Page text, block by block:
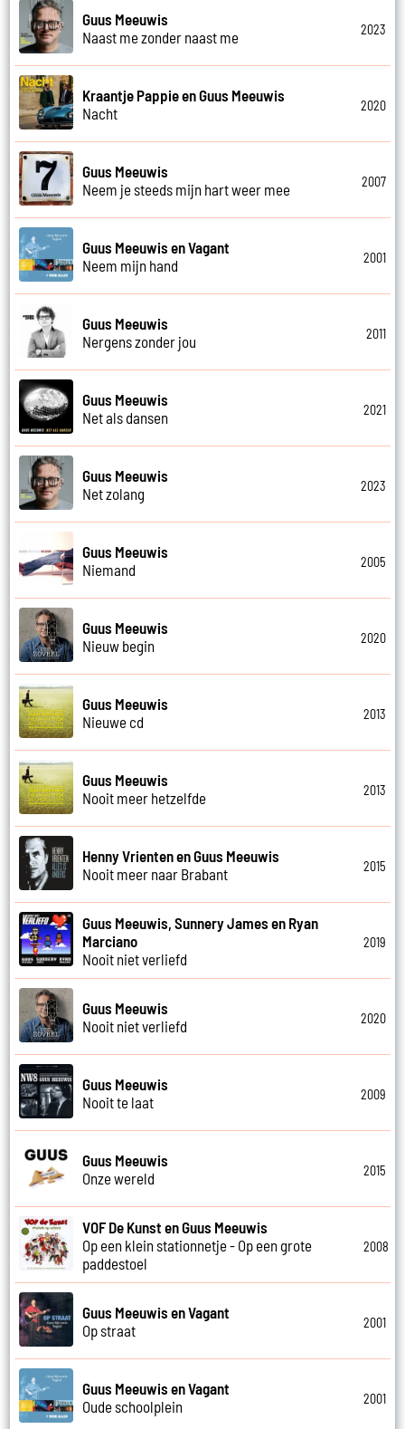
Guus Meeuwis
Naast me zonder naast me
2023
Kraantje Pappie en Guus Meeuwis
Nacht
2020
Guus Meeuwis
Neem je steeds mijn hart weer mee
2007
Guus Meeuwis en Vagant
Neem mijn hand
2001
Guus Meeuwis
Nergens zonder jou
2011
Guus Meeuwis
Net als dansen
2021
Guus Meeuwis
Net zolang
2023
Guus Meeuwis
Niemand
2005
Guus Meeuwis
Nieuw begin
2020
Guus Meeuwis
Nieuwe cd
2013
Guus Meeuwis
Nooit meer hetzelfde
2013
Henny Vrienten en Guus Meeuwis
Nooit meer naar Brabant
2015
Guus Meeuwis, Sunnery James en Ryan
Marciano
Nooit niet verliefd
2019
Guus Meeuwis
Nooit niet verliefd
2020
Guus Meeuwis
Nooit te laat
2009
Guus Meeuwis
Onze wereld
2015
VOF De Kunst en Guus Meeuwis
Op een klein stationnetje - Op een grote
paddestoel
2008
Guus Meeuwis en Vagant
Op straat
2001
Guus Meeuwis en Vagant
Oude schoolplein
2001